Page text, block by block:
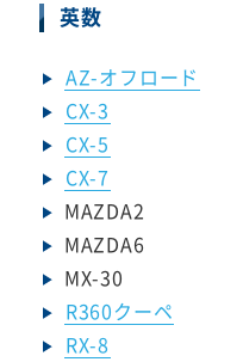
英数
AZ-オフロード
CX-3
CX-5
CX-7
MAZDA2
MAZDA6
MX-30
R360クーペ
RX-8